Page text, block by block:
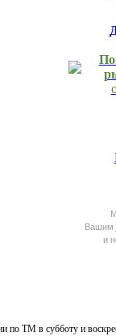
Вашим
и
ТМ в субботу и